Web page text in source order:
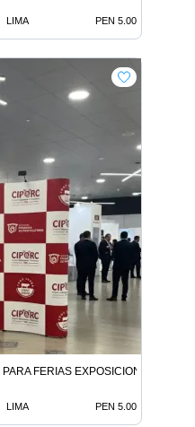
LIMA PEN 5.00
FERIAS EXPOSICIONES Y
LIMA PEN 5.00